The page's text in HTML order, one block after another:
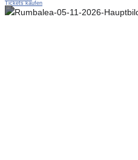
Tickets kaufen